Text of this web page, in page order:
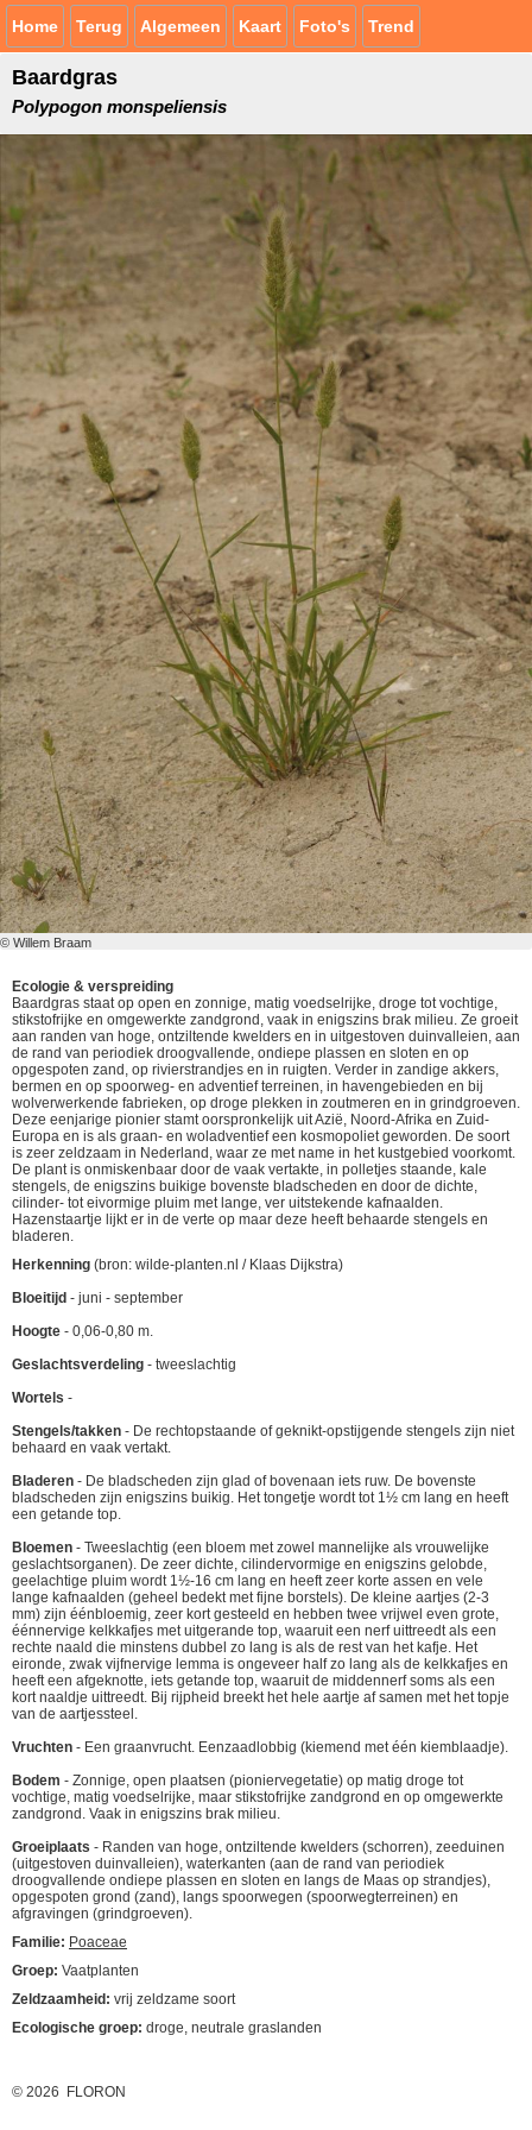
Home Terug Algemeen Kaart Foto's Trend
Baardgras
Polypogon monspeliensis
© Willem Braam
Ecologie & verspreiding
Baardgras staat op open en zonnige, matig voedselrijke, droge tot vochtige,
stikstofrijke en omgewerkte zandgrond, vaak in enigszins brak milieu. Ze groeit
aan randen van hoge, ontziltende kwelders en in uitgestoven duinvalleien, aan
de rand van periodiek droogvallende, ondiepe plassen en sloten en op
opgespoten zand, op rivierstrandjes en in ruigten. Verder in zandige akkers,
bermen en op spoorweg- en adventief terreinen, in havengebieden en bij
wolverwerkende fabrieken, op droge plekken in zoutmeren en in grindgroeven.
Deze eenjarige pionier stamt oorspronkelijk uit Azië, Noord-Afrika en Zuid-
Europa en is als graan- en woladventief een kosmopoliet geworden. De soort
is zeer zeldzaam in Nederland, waar ze met name in het kustgebied voorkomt.
De plant is onmiskenbaar door de vaak vertakte, in polletjes staande, kale
stengels, de enigszins buikige bovenste bladscheden en door de dichte,
cilinder- tot eivormige pluim met lange, ver uitstekende kafnaalden.
Hazenstaartje lijkt er in de verte op maar deze heeft behaarde stengels en
bladeren.
Herkenning (bron: wilde-planten.nl / Klaas Dijkstra)
Bloeitijd - juni - september
Hoogte - 0,06-0,80 m.
Geslachtsverdeling - tweeslachtig
Wortels -
Stengels/takken - De rechtopstaande of geknikt-opstijgende stengels zijn niet
behaard en vaak vertakt.
Bladeren - De bladscheden zijn glad of bovenaan iets ruw. De bovenste
bladscheden zijn enigszins buikig. Het tongetje wordt tot 1½ cm lang en heeft
een getande top.
Bloemen - Tweeslachtig (een bloem met zowel mannelijke als vrouwelijke
geslachtsorganen). De zeer dichte, cilindervormige en enigszins gelobde,
geelachtige pluim wordt 1½-16 cm lang en heeft zeer korte assen en vele
lange kafnaalden (geheel bedekt met fijne borstels). De kleine aartjes (2-3
mm) zijn éénbloemig, zeer kort gesteeld en hebben twee vrijwel even grote,
éénnervige kelkkafjes met uitgerande top, waaruit een nerf uittreedt als een
rechte naald die minstens dubbel zo lang is als de rest van het kafje. Het
eironde, zwak vijfnervige lemma is ongeveer half zo lang als de kelkkafjes en
heeft een afgeknotte, iets getande top, waaruit de middennerf soms als een
kort naaldje uittreedt. Bij rijpheid breekt het hele aartje af samen met het topje
van de aartjessteel.
Vruchten - Een graanvrucht. Eenzaadlobbig (kiemend met één kiemblaadje).
Bodem - Zonnige, open plaatsen (pioniervegetatie) op matig droge tot
vochtige, matig voedselrijke, maar stikstofrijke zandgrond en op omgewerkte
zandgrond. Vaak in enigszins brak milieu.
Groeiplaats - Randen van hoge, ontziltende kwelders (schorren), zeeduinen
(uitgestoven duinvalleien), waterkanten (aan de rand van periodiek
droogvallende ondiepe plassen en sloten en langs de Maas op strandjes),
opgespoten grond (zand), langs spoorwegen (spoorwegterreinen) en
afgravingen (grindgroeven).
Familie: Poaceae
Groep: Vaatplanten
Zeldzaamheid: vrij zeldzame soort
Ecologische groep: droge, neutrale graslanden
© 2026 FLORON